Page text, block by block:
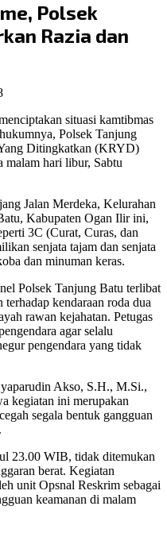
Polsek
Razia dan
situasi kamtibmas
Polsek Tanjung
Ditingkatkan (KRYD)
malam hari libur, Sabtu
Jalan Merdeka, Kelurahan
Kabupaten Ogan Ilir ini,
3C (Curat, Curas, dan
senjata tajam dan senjata
dan minuman keras.
Polsek Tanjung Batu terlibat
kendaraan roda dua
rawan kejahatan. Petugas
agar selalu
pengendara yang tidak
Akso, S.H., M.Si.,
kegiatan ini merupakan
segala bentuk gangguan
23.00 WIB, tidak ditemukan
berat. Kegiatan
unit Opsnal Reskrim sebagai
keamanan di malam